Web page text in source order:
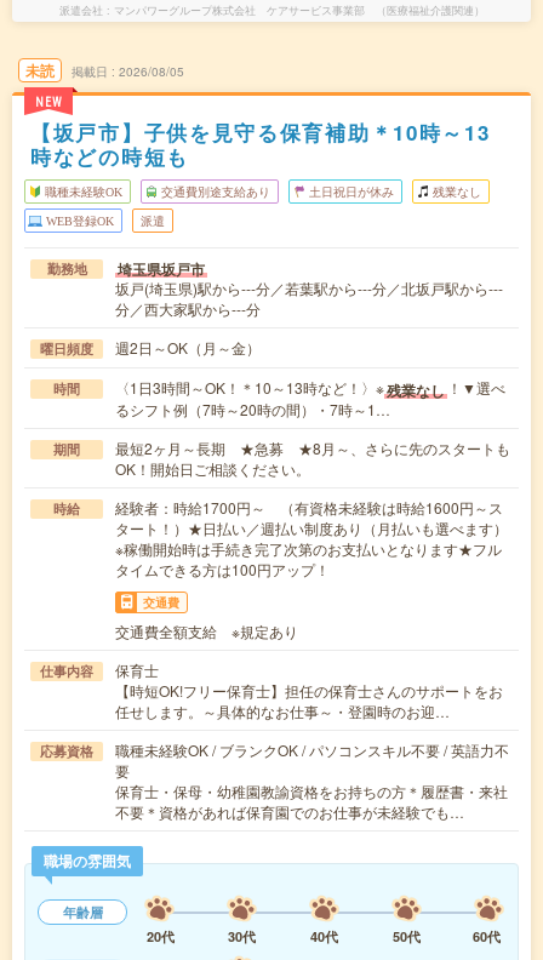
派遣会社 マンパワーグループ株式会社 ケアサービス事業部 （医療福祉介護関連）
未読
NEW
掲載日 2026/08/05
【坂戸市】子供を見守る保育補助＊10時～13
時などの時短も
職種未経験OK 交通費別途支給あり 土日祝日が休み 残業なし
WEB登録OK 派遣
勤務地 埼玉県坂戸市
坂戸(埼玉県)駅から---分／若葉駅から---分／北坂戸駅から---
分／西大家駅から---分
曜日頻度 週2日～OK（月～金）
時間 〈1日3時間～OK！＊10～13時など！〉※残業なし ！▼選べ
るシフト例（7時～20時の間）・7時～1…
期間
最短2ヶ月～長期 ★急募 ★8月～、さらに先のスタートも
OK！開始日ご相談ください。
時給
経験者：時給1700円～ （有資格未経験は時給1600円～ス
タート！）★日払い／週払い制度あり（月払いも選べます）
※稼働開始時は手続き完了次第のお支払いとなります★フル
タイムできる方は100円アップ！
交通費
交通費全額支給 ※規定あり
仕事内容
保育士
【時短OK!フリー保育士】担任の保育士さんのサポートをお
任せします。～具体的なお仕事～・登園時のお迎…
応募資格
職種未経験OK / ブランクOK / パソコンスキル不要 / 英語力不
要
保育士・保母・幼稚園教諭資格をお持ちの方＊履歴書・来社
不要＊資格があれば保育園でのお仕事が未経験でも…
職場の雰囲気
年齢層
20代
30代 40代 50代
60代